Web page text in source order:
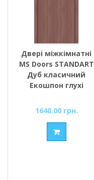
Двері міжкімнатні
MS Doors STANDART
Дуб класичний
Екошпон глухі
1640.00 грн.